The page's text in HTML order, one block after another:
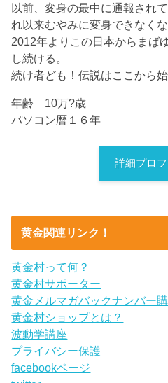
以前、変身の最中に通報され
れ以来むやみに変身できなく
2012年よりこの日本からまば
し続ける。
続け者ども！伝説はここから始
年齢 10万?歳
パソコン暦１６年
詳細プロ
黄金関連リンク！
黄金村って何？
黄金村サポーター
黄金メルマガバックナンバー
黄金村ショップとは？
波動学講座
プライバシー保護
facebookページ